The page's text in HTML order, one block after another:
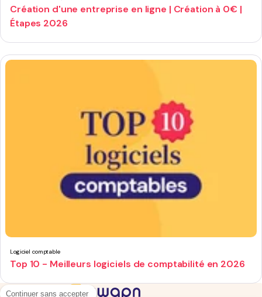
Continuer sans accepter
Création d'une entreprise en ligne | Création à 0€ |
Étapes 2026
Logiciel comptable
Top 10 - Meilleurs logiciels de comptabilité en 2026